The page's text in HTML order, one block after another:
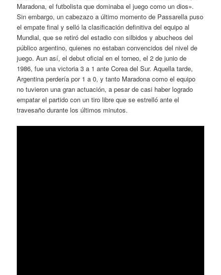
Maradona, el futbolista que dominaba el juego como un dios».
Sin embargo, un cabezazo a último momento de Passarella puso
el empate final y selló la clasificación definitiva del equipo al
Mundial, que se retiró del estadio con silbidos y abucheos del
público argentino, quienes no estaban convencidos del nivel de
juego. Aun así, el debut oficial en el torneo, el 2 de junio de
1986, fue una victoria 3 a 1 ante Corea del Sur. Aquella tarde,
Argentina perdería por 1 a 0, y tanto Maradona como el equipo
no tuvieron una gran actuación, a pesar de casi haber logrado
empatar el partido con un tiro libre que se estrelló ante el
travesaño durante los últimos minutos.